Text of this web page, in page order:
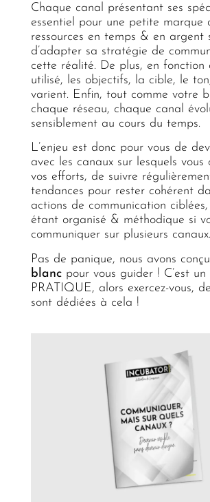
Chaque canal présentant ses
essentiel pour une petite marque
ressources en temps & en argent
d’adapter sa stratégie de
cette réalité. De plus, en fonction
utilisé, les objectifs, la cible, le
varient. Enfin, tout comme votre
chaque réseau, chaque canal
sensiblement au cours du temps.
L’enjeu est donc pour vous de
avec les canaux sur lesquels vous
vos efforts, de suivre
tendances pour rester cohérent
actions de communication
étant organisé & méthodique si
communiquer sur plusieurs
Pas de panique, nous avons
blanc pour vous guider ! C’est un
PRATIQUE, alors exercez-vous,
sont dédiées à cela !